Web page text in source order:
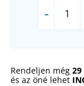
-
Rendeljen még 29
és az öné lehet